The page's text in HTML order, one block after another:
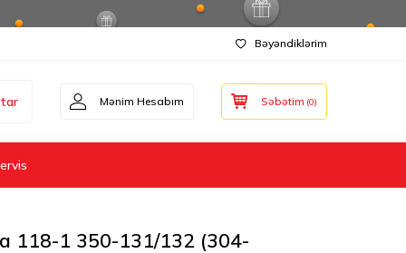
Bəyəndiklərim
Mənim Hesabım Səbətim (0)
118-1 350-131/132 (304-